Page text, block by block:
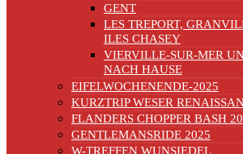
GENT
LES TREPORT,
ILES CHASEY
VIERVILLE-SUR-MER
NACH HAUSE
EIFELWOCHENENDE-2025
KURZTRIP WESER
FLANDERS CHOPPER BASH
GENTLEMANSRIDE 2025
W-TREFFEN WUNSIEDEL